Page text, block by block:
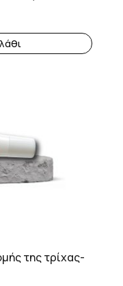
της τρίχας-